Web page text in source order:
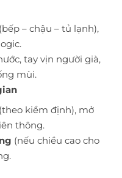
– chậu – tủ lạnh),
tay vịn người già,
mùi.
kiểm định), mở
thông.
(nếu chiều cao cho